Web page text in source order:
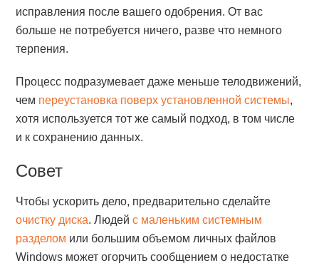
исправления после вашего одобрения. От вас
больше не потребуется ничего, разве что немного
терпения.
Процесс подразумевает даже меньше телодвижений,
чем переустановка поверх установленной системы,
хотя используется тот же самый подход, в том числе
и к сохранению данных.
Совет
Чтобы ускорить дело, предварительно сделайте
очистку диска. Людейс маленьким системным
разделом или большим объемом личных файлов
Windows может огорчить сообщением о недостатке